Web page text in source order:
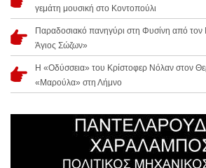
γεμάτη μουσική στο Κοντοπούλι
Παραδοσιακό πανηγύρι στη Φυσίνη από τον
Άγιος Σώζων»
Η «Οδύσσεια» του Κρίστοφερ Νόλαν στον
«Μαρούλα» στη Λήμνο